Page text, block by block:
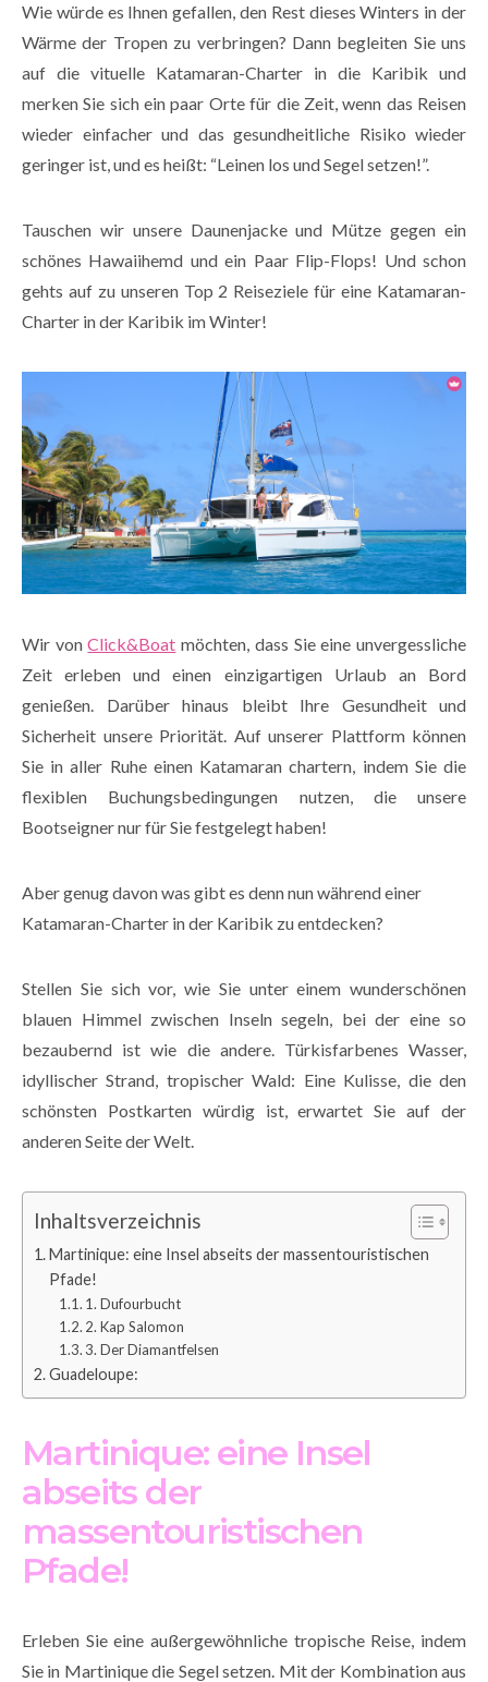
Wie würde es Ihnen gefallen, den Rest dieses Winters in der
Wärme der Tropen zu verbringen? Dann begleiten Sie uns
auf die vituelle Katamaran-Charter in die Karibik und
merken Sie sich ein paar Orte für die Zeit, wenn das Reisen
wieder einfacher und das gesundheitliche Risiko wieder
geringer ist, und es heißt: “Leinen los und Segel setzen!”.
Tauschen wir unsere Daunenjacke und Mütze gegen ein
schönes Hawaiihemd und ein Paar Flip-Flops! Und schon
gehts auf zu unseren Top 2 Reiseziele für eine Katamaran-
Charter in der Karibik im Winter!
Wir vonClick&Boat möchten, dass Sie eine unvergessliche
Zeit erleben und einen einzigartigen Urlaub an Bord
genießen. Darüber hinaus bleibt Ihre Gesundheit und
Sicherheit unsere Priorität. Auf unserer Plattform können
Sie in aller Ruhe einen Katamaran chartern, indem Sie die
flexiblen Buchungsbedingungen nutzen, die unsere
Bootseigner nur für Sie festgelegt haben!
Aber genug davon was gibt es denn nun während einer
Katamaran-Charter in der Karibik zu entdecken?
Stellen Sie sich vor, wie Sie unter einem wunderschönen
blauen Himmel zwischen Inseln segeln, bei der eine so
bezaubernd ist wie die andere. Türkisfarbenes Wasser,
idyllischer Strand, tropischer Wald: Eine Kulisse, die den
schönsten Postkarten würdig ist, erwartet Sie auf der
anderen Seite der Welt.
Inhaltsverzeichnis
Martinique: eine Insel abseits der massentouristischen
Pfade!
1. Dufourbucht
2. Kap Salomon
3. Der Diamantfelsen
Guadeloupe:
Martinique: eine Insel
abseits der
massentouristischen
Pfade!
Erleben Sie eine außergewöhnliche tropische Reise, indem
Sie in Martinique die Segel setzen. Mit der Kombination aus